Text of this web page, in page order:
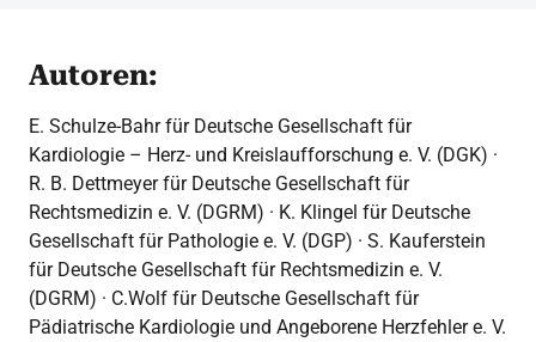
Autoren:
E. Schulze-Bahr für Deutsche Gesellschaft für
Kardiologie – Herz- und Kreislaufforschung e. V. (DGK) ·
R. B. Dettmeyer für Deutsche Gesellschaft für
Rechtsmedizin e. V. (DGRM) · K. Klingel für Deutsche
Gesellschaft für Pathologie e. V. (DGP) · S. Kauferstein
für Deutsche Gesellschaft für Rechtsmedizin e. V.
(DGRM) · C.Wolf für Deutsche Gesellschaft für
Pädiatrische Kardiologie und Angeborene Herzfehler e. V.